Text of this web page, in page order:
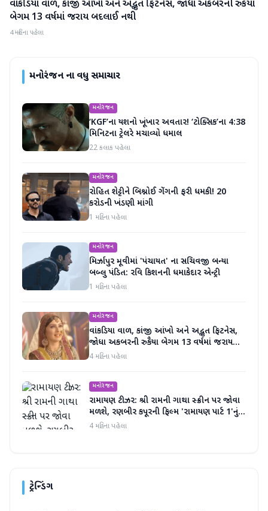
મનોરંજન
વાંકડિયા વાળ, કાંજી આંખો અને અદ્ભુત ફિટનેસ, જોધા અકબરની રુકૈયા
બેગમ 13 વર્ષમાં જરાય બદલાઈ નથી
4 મહિના પહેલા
મનોરંજનના વધુ સમાચાર
મનોરંજન
‘KGF’ના યશનો ખૂંખાર અવતાર! ‘ટોક્સિક’ના 4:38
મિનિટના ટ્રેલરે મચાવ્યો ધમાલ
22 કલાક પહેલા
મનોરંજન
રોહિત શેટ્ટીને બિશ્નોઈ ગેંગની ફરી ધમકી! 20
કરોડની ખંડણી માંગી
1 મહિના પહેલા
મનોરંજન
મિર્ઝાપુર મૂવીમાં 'પંચાયત' ના સચિવજી બન્યા
બબ્લુ પંડિત: રવિ કિશનની ધમાકેદાર એન્ટ્રી
1 મહિના પહેલા
મનોરંજન
વાંકડિયા વાળ, કાંજી આંખો અને અદ્ભુત ફિટનેસ,
જોધા અકબરની રુકૈયા બેગમ 13 વર્ષમાં જરાય
બદલાઈ નથી
4 મહિના પહેલા
મનોરંજન
રામાયણ ટીઝર: શ્રી રામની ગાથા સ્ક્રીન પર જોવા
મળશે, રણબીર કપૂરની ફિલ્મ 'રામાયણ પાર્ટ 1'નું
ટીઝર અદભૂત છે
4 મહિના પહેલા
ટ્રેન્ડિંગ